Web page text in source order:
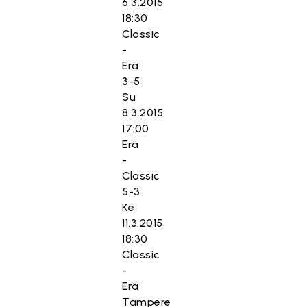
18:30
Classic
-
Erä
3-5
Su
8.3.2015
17:00
Erä
-
Classic
5-3
Ke
11.3.2015
18:30
Classic
-
Erä
Tampere